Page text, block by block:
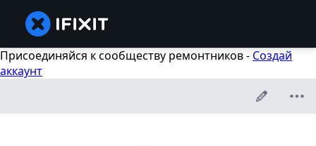
Присоединяйся к сообществу ремонтников - Создай
аккаунт